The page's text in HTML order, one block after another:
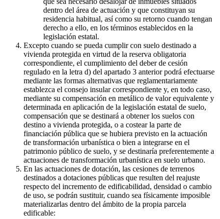
dentro del área de actuación y que constituyan su
residencia habitual, así como su retorno cuando tengan
derecho a ello, en los términos establecidos en la
legislación estatal.
Excepto cuando se pueda cumplir con suelo destinado a
vivienda protegida en virtud de la reserva obligatoria
correspondiente, el cumplimiento del deber de cesión
regulado en la letra d) del apartado 3 anterior podrá efectuarse
mediante las formas alternativas que reglamentariamente
establezca el consejo insular correspondiente y, en todo caso,
mediante su compensación en metálico de valor equivalente y
determinada en aplicación de la legislación estatal de suelo,
compensación que se destinará a obtener los suelos con
destino a vivienda protegida, o a costear la parte de
financiación pública que se hubiera previsto en la actuación
de transformación urbanística o bien a integrarse en el
patrimonio público de suelo, y se destinaría preferentemente a
actuaciones de transformación urbanística en suelo urbano.
En las actuaciones de dotación, las cesiones de terrenos
destinados a dotaciones públicas que resulten del reajuste
respecto del incremento de edificabilidad, densidad o cambio
de uso, se podrán sustituir, cuando sea físicamente imposible
materializarlas dentro del ámbito de la propia parcela
edificable: